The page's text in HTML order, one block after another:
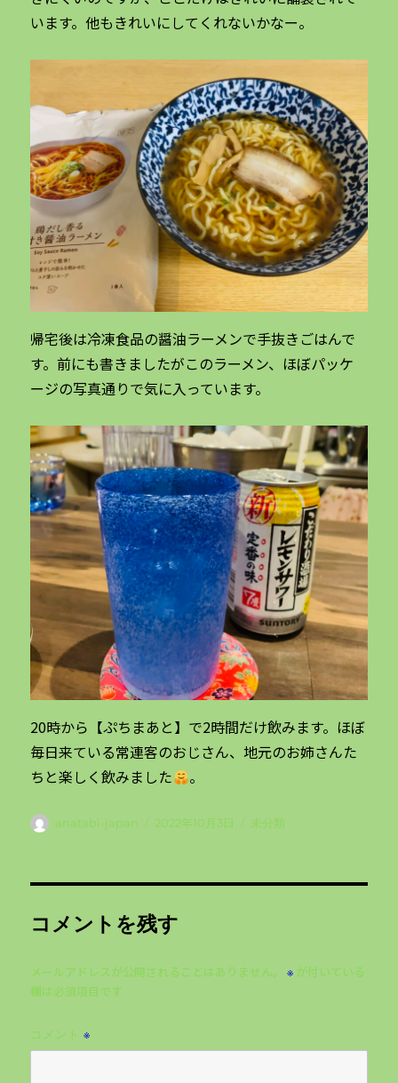
います。他もきれいにしてくれないかなー。
帰宅後は冷凍食品の醤油ラーメンで手抜きごはんで
す。前にも書きましたがこのラーメン、ほぼパッケ
ージの写真通りで気に入っています。
20時から【ぷちまあと】で2時間だけ飲みます。ほぼ
毎日来ている常連客のおじさん、地元のお姉さんた
ちと楽しく飲みました
。
投
anatabi-japan
投
2022年10月3日
カ
未分類
コメントを残す
メールアドレスが公開されることはありません。 ※ が付いている
欄は必須項目です
コメント※